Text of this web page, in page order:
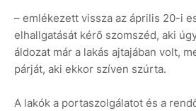
– emlékezett vissza az április 20-i
elhallgatását kérő szomszéd, aki
áldozat már a lakás ajtajában volt,
párját, aki ekkor szíven szúrta.
A lakók a portaszolgálatot és a